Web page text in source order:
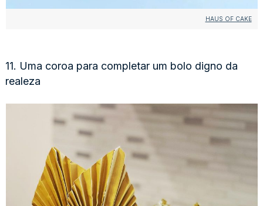
HAUS OF CAKE
11. Uma coroa para completar um bolo digno da
realeza